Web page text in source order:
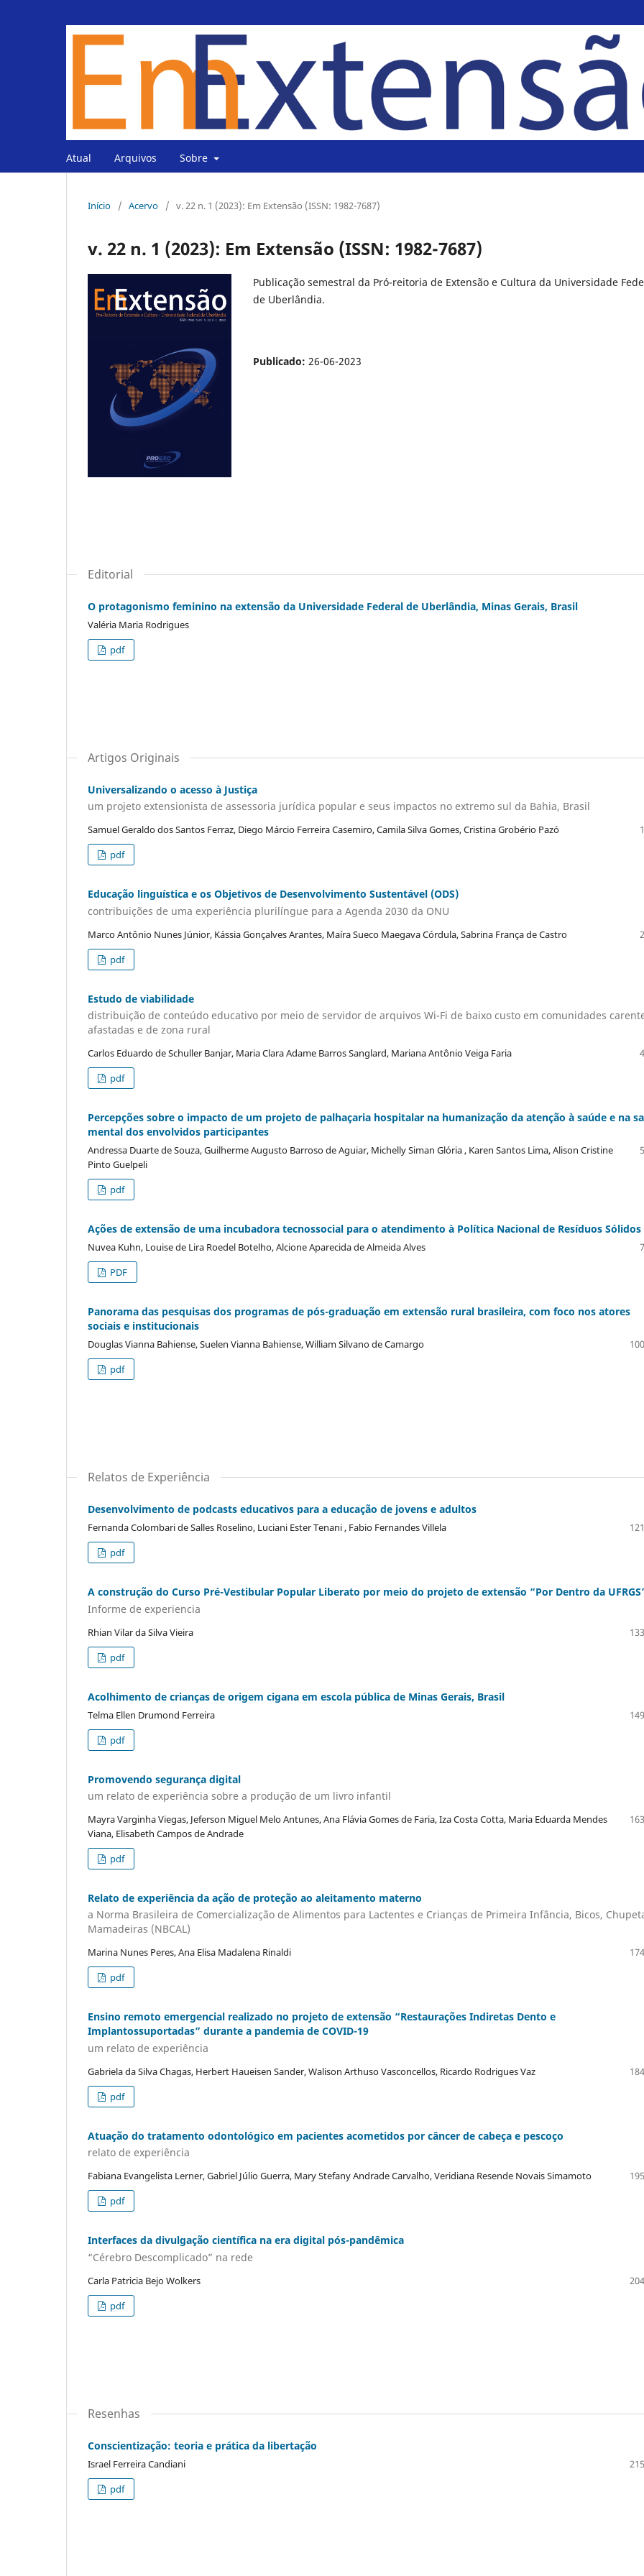
Atual Arquivos Sobre
Início / Acervo / v. 22 n. 1 (2023): Em Extensão (ISSN: 1982-7687)
v. 22 n. 1 (2023): Em Extensão (ISSN: 1982-7687)
Publicação semestral da Pró-reitoria de Extensão e Cultura da Universidade
de Uberlândia.
Publicado: 26-06-2023
Editorial
O protagonismo feminino na extensão da Universidade Federal de Uberlândia, Minas Gerais, Brasil
Valéria Maria Rodrigues
pdf
Artigos Originais
Universalizando o acesso à Justiça
um projeto extensionista de assessoria jurídica popular e seus impactos no extremo sul da Bahia, Brasil
Samuel Geraldo dos Santos Ferraz, Diego Márcio Ferreira Casemiro, Camila Silva Gomes, Cristina Grobério Pazó
pdf
Educação linguística e os Objetivos de Desenvolvimento Sustentável (ODS)
contribuições de uma experiência plurilíngue para a Agenda 2030 da ONU
Marco Antônio Nunes Júnior, Kássia Gonçalves Arantes, Maíra Sueco Maegava Córdula, Sabrina França de Castro
pdf
Estudo de viabilidade
distribuição de conteúdo educativo por meio de servidor de arquivos Wi-Fi de baixo custo em comunidades
afastadas e de zona rural
Carlos Eduardo de Schuller Banjar, Maria Clara Adame Barros Sanglard, Mariana Antônio Veiga Faria
pdf
Percepções sobre o impacto de um projeto de palhaçaria hospitalar na humanização da atenção à saúde e na
mental dos envolvidos participantes
Andressa Duarte de Souza, Guilherme Augusto Barroso de Aguiar, Michelly Siman Glória , Karen Santos Lima, Alison Cristine
Pinto Guelpeli
pdf
Ações de extensão de uma incubadora tecnossocial para o atendimento à Política Nacional de Resíduos Sólidos
Nuvea Kuhn, Louise de Lira Roedel Botelho, Alcione Aparecida de Almeida Alves
PDF
Panorama das pesquisas dos programas de pós-graduação em extensão rural brasileira, com foco nos atores
sociais e institucionais
Douglas Vianna Bahiense, Suelen Vianna Bahiense, William Silvano de Camargo
pdf
Relatos de Experiência
Desenvolvimento de podcasts educativos para a educação de jovens e adultos
Fernanda Colombari de Salles Roselino, Luciani Ester Tenani , Fabio Fernandes Villela
pdf
A construção do Curso Pré-Vestibular Popular Liberato por meio do projeto de extensão “Por Dentro da
Informe de experiencia
Rhian Vilar da Silva Vieira
pdf
Acolhimento de crianças de origem cigana em escola pública de Minas Gerais, Brasil
Telma Ellen Drumond Ferreira
pdf
Promovendo segurança digital
um relato de experiência sobre a produção de um livro infantil
Mayra Varginha Viegas, Jeferson Miguel Melo Antunes, Ana Flávia Gomes de Faria, Iza Costa Cotta, Maria Eduarda Mendes
Viana, Elisabeth Campos de Andrade
pdf
Relato de experiência da ação de proteção ao aleitamento materno
a Norma Brasileira de Comercialização de Alimentos para Lactentes e Crianças de Primeira Infância, Bicos,
Mamadeiras (NBCAL)
Marina Nunes Peres, Ana Elisa Madalena Rinaldi
pdf
Ensino remoto emergencial realizado no projeto de extensão “Restaurações Indiretas Dento e
Implantossuportadas” durante a pandemia de COVID-19
um relato de experiência
Gabriela da Silva Chagas, Herbert Haueisen Sander, Walison Arthuso Vasconcellos, Ricardo Rodrigues Vaz
pdf
Atuação do tratamento odontológico em pacientes acometidos por câncer de cabeça e pescoço
relato de experiência
Fabiana Evangelista Lerner, Gabriel Júlio Guerra, Mary Stefany Andrade Carvalho, Veridiana Resende Novais Simamoto
pdf
Interfaces da divulgação científica na era digital pós-pandêmica
“Cérebro Descomplicado” na rede
Carla Patricia Bejo Wolkers
pdf
Resenhas
Conscientização: teoria e prática da libertação
Israel Ferreira Candiani
pdf